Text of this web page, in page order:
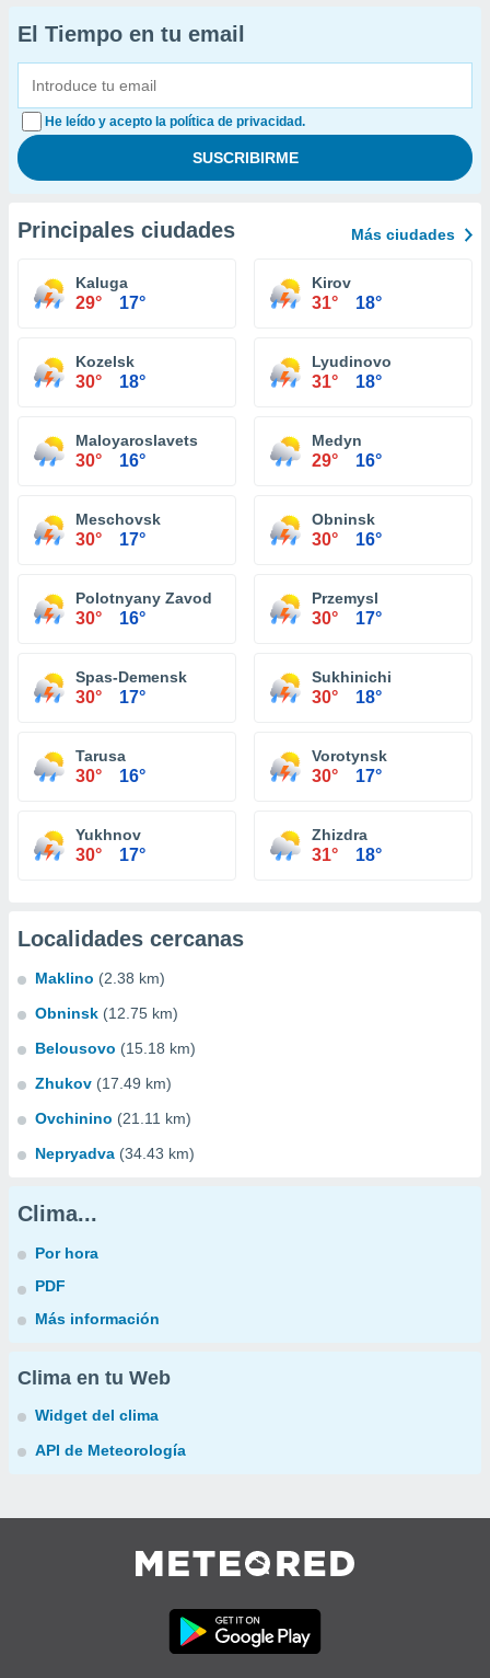
El Tiempo en tu email
He leído y acepto la política de privacidad.
Principales ciudades Más ciudades
Kaluga
29° 17°
Kirov
31° 18°
Kozelsk
30° 18°
Lyudinovo
31° 18°
Maloyaroslavets
30° 16°
Medyn
29° 16°
Meschovsk
30° 17°
Obninsk
30° 16°
Polotnyany Zavod
30° 16°
Przemysl
30° 17°
Spas-Demensk
30° 17°
Sukhinichi
30° 18°
Tarusa
30° 16°
Vorotynsk
30° 17°
Yukhnov
30° 17°
Zhizdra
31° 18°
Localidades cercanas
Maklino (2.38 km)
Obninsk (12.75 km)
Belousovo (15.18 km)
Zhukov (17.49 km)
Ovchinino (21.11 km)
Nepryadva (34.43 km)
Clima...
Por hora
PDF
Más información
Clima en tu Web
Widget del clima
API de Meteorología